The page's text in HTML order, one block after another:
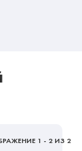
1 - 2 ИЗ 2